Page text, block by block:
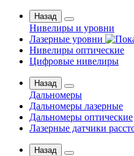
Назад
Нивелиры и уровни
Лазерные уровни
Нивелиры оптические
Цифровые нивелиры
Назад
Дальномеры
Дальномеры лазерные
Дальномеры оптические
Лазерные датчики
Назад